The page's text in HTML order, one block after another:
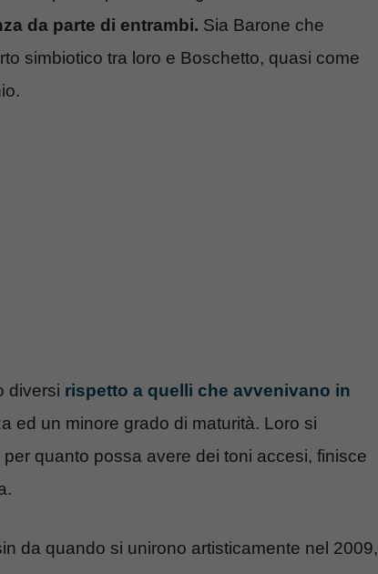
da parte di entrambi. Sia Barone che
simbiotico tra loro e Boschetto, quasi come
diversi rispetto a quelli che avvenivano in
ed un minore grado di maturità. Loro si
quanto possa avere dei toni accesi, finisce
da quando si unirono artisticamente nel 2009,